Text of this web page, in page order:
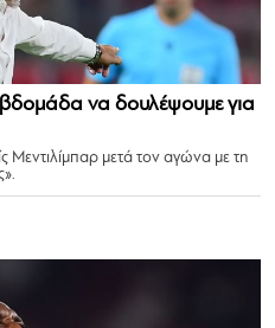
να δουλέψουμε για
Μεντιλίμπαρ μετά τον αγώνα με τη